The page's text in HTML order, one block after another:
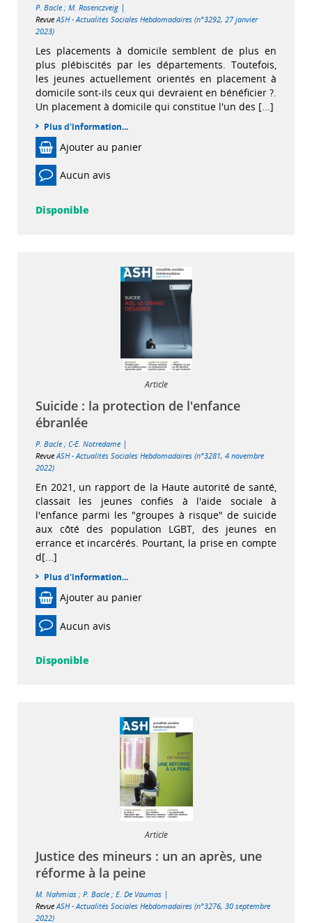
P. Bacle ; M. Rosenczveig |
Revue ASH - Actualités Sociales Hebdomadaires (n°3292, 27 janvier
2023)
Les placements à domicile semblent de plus en
plus plébiscités par les départements. Toutefois,
les jeunes actuellement orientés en placement à
domicile sont-ils ceux qui devraient en bénéficier ?.
Un placement à domicile qui constitue l'un des [...]
Plus d'information...
Ajouter au panier
Aucun avis
Disponible
Article
Suicide : la protection de l'enfance
ébranlée
P. Bacle ; C-E. Notredame |
Revue ASH - Actualités Sociales Hebdomadaires (n°3281, 4 novembre
2022)
En 2021, un rapport de la Haute autorité de santé,
classait les jeunes confiés à l'aide sociale à
l'enfance parmi les "groupes à risque" de suicide
aux côté des population LGBT, des jeunes en
errance et incarcérés. Pourtant, la prise en compte
d[...]
Plus d'information...
Ajouter au panier
Aucun avis
Disponible
Article
Justice des mineurs : un an après, une
réforme à la peine
M. Nahmias ; P. Bacle ; E. De Vaumas |
RevueASH - Actualités Sociales Hebdomadaires (n°3276, 30 septembre
2022)